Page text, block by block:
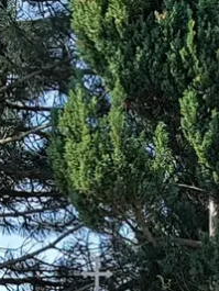
Aktivitäten im Chiemgau
Wandern & Gipfelglück
Radfahren &
Mountainbiken
Leben &
&